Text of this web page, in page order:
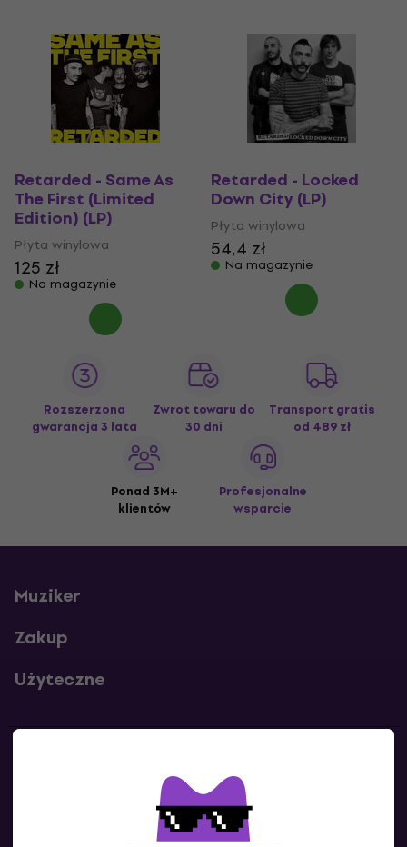
Retarded - Same As
The First (Limited
Edition) (LP)
Płyta winylowa
125 zł
Na magazynie
Retarded - Locked
Down City (LP)
Płyta winylowa
54,4 zł
Na magazynie
Rozszerzona
gwarancja 3 lata
Zwrot towaru do
30 dni
Transport gratis
od 489 zł
Ponad 3M+
klientów
Profesjonalne
wsparcie
Muziker
Zakup
Użyteczne
Skontaktuj się z nami